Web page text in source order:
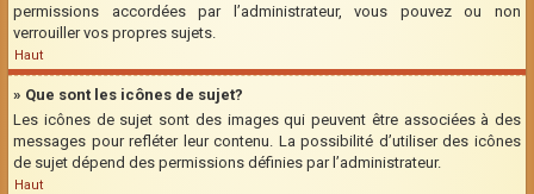
permissions accordées par l’administrateur, vous pouvez ou non
verrouiller vos propres sujets.
Haut
» Que sont les icônes de sujet?
Les icônes de sujet sont des images qui peuvent être associées à des
messages pour refléter leur contenu. La possibilité d’utiliser des icônes
de sujet dépend des permissions définies par l’administrateur.
Haut